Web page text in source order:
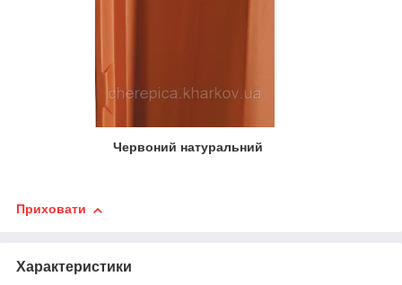
Червоний натуральний
Приховати
Характеристики